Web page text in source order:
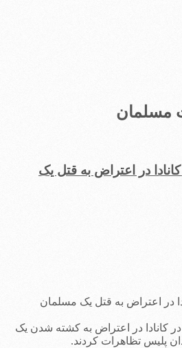
مسلمان
در اعتراض به قتل یک
در اعتراض به قتل یک مسلمان
کانادا در اعتراض به کشته شدن یک
پلیس تظاهرات کردند.